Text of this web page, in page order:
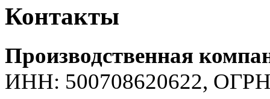
Контакты
Производственная
ИНН: 500708620622,